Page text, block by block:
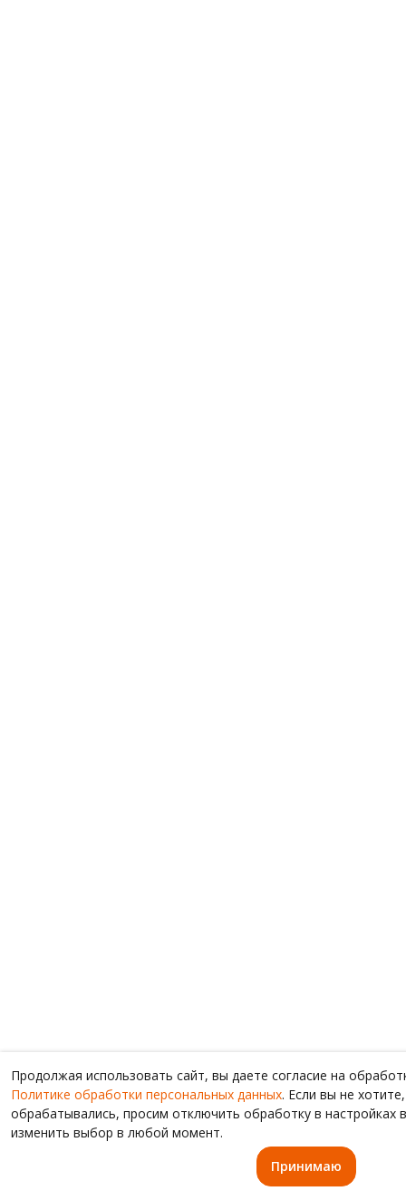
Продолжая использовать сайт, вы даете согласие на
Политике обработки персональных данных. Если вы не
обрабатывались, просим отключить обработку в настройках
изменить выбор в любой момент.
Принимаю